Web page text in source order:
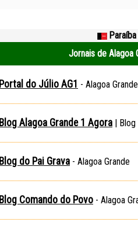
Paraíba
Jornais de Alagoa
Portal do Júlio AG1 - Alagoa Grande
Blog Alagoa Grande 1 Agora | Blog
Blog do Pai Grava - Alagoa Grande
Blog Comando do Povo - Alagoa